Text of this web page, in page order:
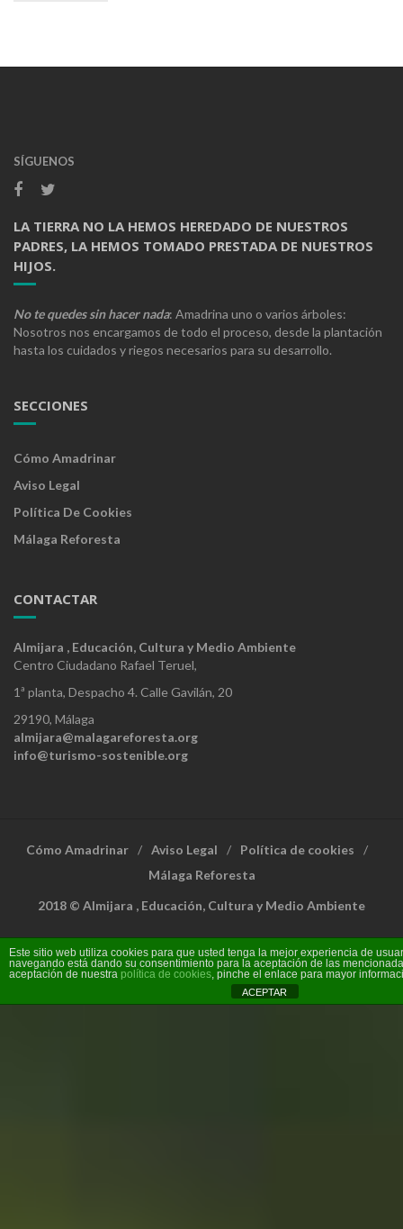
SÍGUENOS
LA TIERRA NO LA HEMOS HEREDADO DE NUESTROS
PADRES, LA HEMOS TOMADO PRESTADA DE NUESTROS
HIJOS.
No te quedes sin hacer nada: Amadrina uno o varios árboles:
Nosotros nos encargamos de todo el proceso, desde la plantación
hasta los cuidados y riegos necesarios para su desarrollo.
SECCIONES
Cómo Amadrinar
Aviso Legal
Política De Cookies
Málaga Reforesta
CONTACTAR
Almijara , Educación, Cultura y Medio Ambiente
Centro Ciudadano Rafael Teruel,
1ª planta, Despacho 4. Calle Gavilán, 20
29190, Málaga
almijara@malagareforesta.org
info@turismo-sostenible.org
Cómo Amadrinar Aviso Legal
Política de cookies
Málaga Reforesta
2018 © Almijara , Educación, Cultura y Medio Ambiente
Este sitio web utiliza cookies para que usted tenga la mejor experiencia de
navegando está dando su consentimiento para la aceptación de las
aceptación de nuestra política de cookies, pinche el enlace para mayor
ACEPTAR